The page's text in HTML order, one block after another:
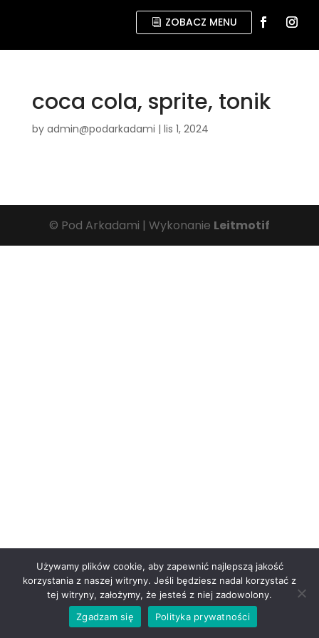
ZOBACZ MENU
coca cola, sprite, tonik
by admin@podarkadami | lis 1, 2024
© Pod Arkadami | Wykonanie Leitmotif
Używamy plików cookie, aby zapewnić najlepszą jakość
korzystania z naszej witryny. Jeśli będziesz nadal korzystać z
tej witryny, założymy, że jesteś z niej zadowolony.
Zgadzam się
Polityka prywatności